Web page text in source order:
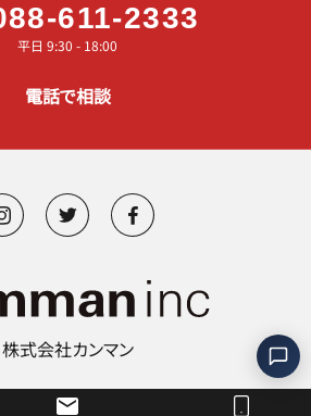
611-2333
平日 9:30 - 18:00
電話で相談
株式会社カンマン
2026 comman.inc